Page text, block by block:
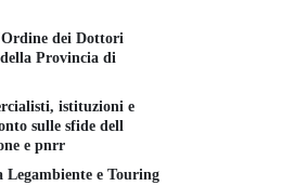
dei Dottori
Provincia di
istituzioni e
sulle sfide dell
e pnrr
e Touring